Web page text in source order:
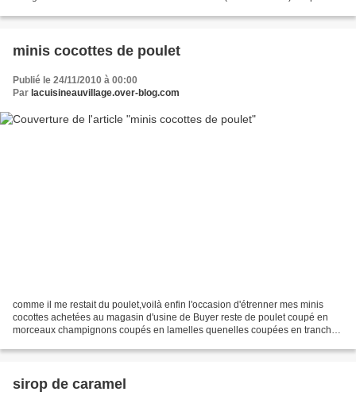
minis cocottes de poulet
Publié le 24/11/2010 à 00:00
Par lacuisineauvillage.over-blog.com
comme il me restait du poulet,voilà enfin l'occasion d'étrenner mes minis
cocottes achetées au magasin d'usine de Buyer reste de poulet coupé en
morceaux champignons coupés en lamelles quenelles coupées en tranches
sirop de caramel